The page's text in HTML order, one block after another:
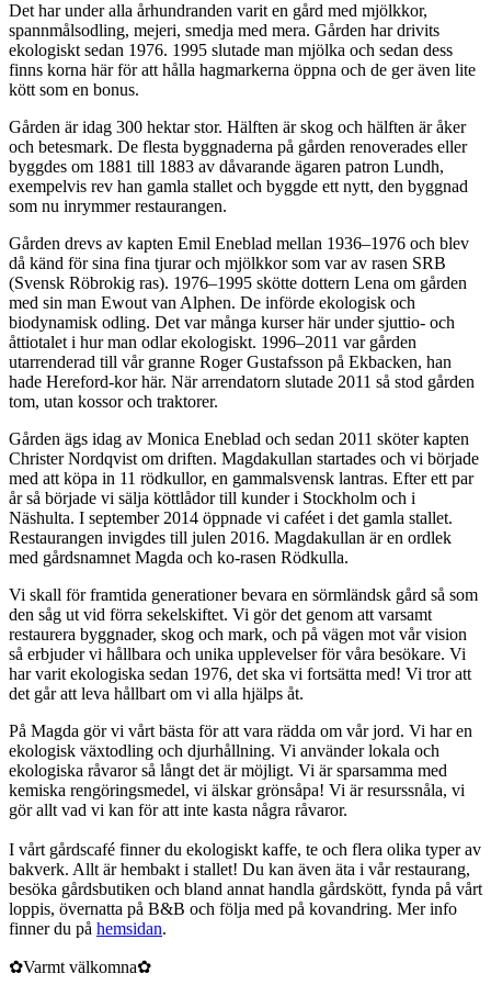
Det har under alla århundranden varit en gård med mjölkkor,
spannmålsodling, mejeri, smedja med mera. Gården har drivits
ekologiskt sedan 1976. 1995 slutade man mjölka och sedan dess
finns korna här för att hålla hagmarkerna öppna och de ger även lite
kött som en bonus.
Gården är idag 300 hektar stor. Hälften är skog och hälften är åker
och betesmark. De flesta byggnaderna på gården renoverades eller
byggdes om 1881 till 1883 av dåvarande ägaren patron Lundh,
exempelvis rev han gamla stallet och byggde ett nytt, den byggnad
som nu inrymmer restaurangen.
Gården drevs av kapten Emil Eneblad mellan 1936–1976 och blev
då känd för sina fina tjurar och mjölkkor som var av rasen SRB
(Svensk Röbrokig ras). 1976–1995 skötte dottern Lena om gården
med sin man Ewout van Alphen. De införde ekologisk och
biodynamisk odling. Det var många kurser här under sjuttio- och
åttiotalet i hur man odlar ekologiskt. 1996–2011 var gården
utarrenderad till vår granne Roger Gustafsson på Ekbacken, han
hade Hereford-kor här. När arrendatorn slutade 2011 så stod gården
tom, utan kossor och traktorer.
Gården ägs idag av Monica Eneblad och sedan 2011 sköter kapten
Christer Nordqvist om driften. Magdakullan startades och vi började
med att köpa in 11 rödkullor, en gammalsvensk lantras. Efter ett par
år så började vi sälja köttlådor till kunder i Stockholm och i
Näshulta. I september 2014 öppnade vi caféet i det gamla stallet.
Restaurangen invigdes till julen 2016. Magdakullan är en ordlek
med gårdsnamnet Magda och ko-rasen Rödkulla.
Vi skall för framtida generationer bevara en sörmländsk gård så som
den såg ut vid förra sekelskiftet. Vi gör det genom att varsamt
restaurera byggnader, skog och mark, och på vägen mot vår vision
så erbjuder vi hållbara och unika upplevelser för våra besökare. Vi
har varit ekologiska sedan 1976, det ska vi fortsätta med! Vi tror att
det går att leva hållbart om vi alla hjälps åt.
På Magda gör vi vårt bästa för att vara rädda om vår jord. Vi har en
ekologisk växtodling och djurhållning. Vi använder lokala och
ekologiska råvaror så långt det är möjligt. Vi är sparsamma med
kemiska rengöringsmedel, vi älskar grönsåpa! Vi är resurssnåla, vi
gör allt vad vi kan för att inte kasta några råvaror.
I vårt gårdscafé finner du ekologiskt kaffe, te och flera olika typer av
bakverk. Allt är hembakt i stallet! Du kan även äta i vår restaurang,
besöka gårdsbutiken och bland annat handla gårdskött, fynda på vårt
loppis, övernatta på B&B och följa med på kovandring. Mer info
finner du på hemsidan.
✿Varmt välkomna✿